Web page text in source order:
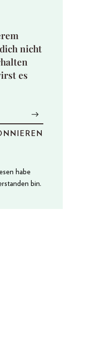
nicht
es
habe
bin.